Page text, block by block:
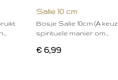
Salie 10 cm
Bosje Salie 10cm (A
spirituele manier om…
€ 6,99